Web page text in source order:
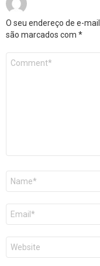
O seu endereço de e-
são marcados com *
Comentário
Nome
E-
mail
*
Site